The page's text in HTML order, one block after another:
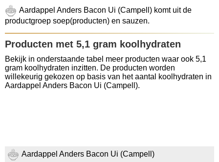
Aardappel Anders Bacon Ui (Campell) komt uit de
productgroep soep(producten) en sauzen.
Producten met 5,1 gram koolhydraten
Bekijk in onderstaande tabel meer producten waar ook 5,1
gram koolhydraten inzitten. De producten worden
willekeurig gekozen op basis van het aantal koolhydraten in
Aardappel Anders Bacon Ui (Campell).
Aardappel Anders Bacon Ui (Campell)